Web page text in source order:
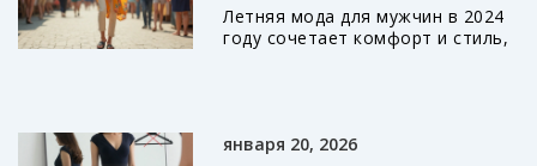
Летняя мода для мужчин в 2024
году сочетает комфорт и стиль,
сандалии. Тренды включают в
января 20, 2026